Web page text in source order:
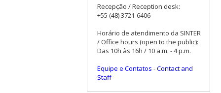
Recepção / Reception desk:
+55 (48) 3721-6406
Horário de atendimento da SINTER
/ Office hours (open to the public):
Das 10h às 16h / 10 a.m. - 4 p.m.
Equipe e Contatos -Contact and
Staff